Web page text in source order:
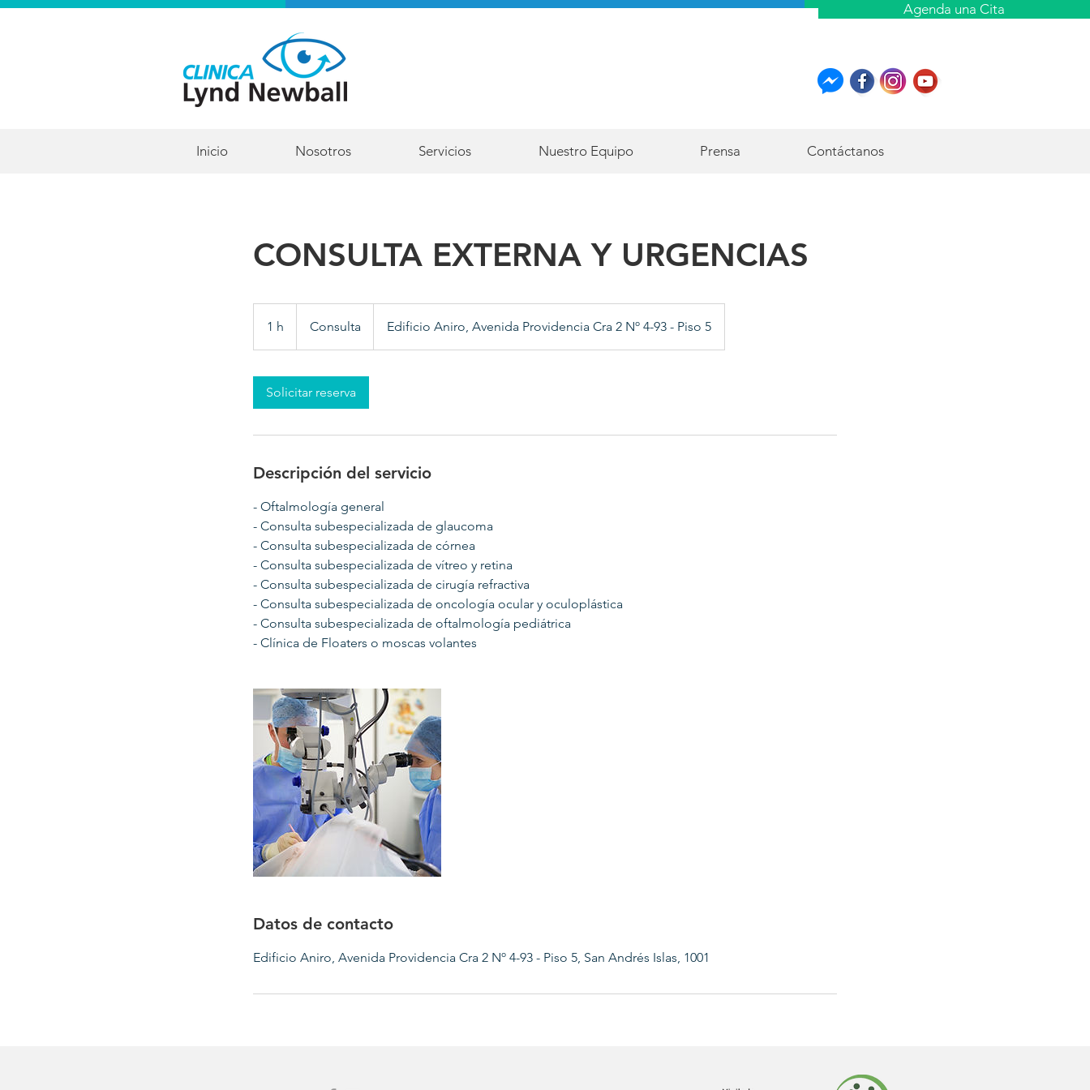
Agenda una Cita
Inicio Nosotros Servicios Nuestro Equipo Prensa Contáctanos
CONSULTA EXTERNA Y URGENCIAS
1 h Consulta Edificio Aniro, Avenida Providencia Cra 2 Nº 4-93 - Piso 5
Solicitar reserva
Descripción del servicio
- Oftalmología general
- Consulta subespecializada de glaucoma
- Consulta subespecializada de córnea
- Consulta subespecializada de vítreo y retina
- Consulta subespecializada de cirugía refractiva
- Consulta subespecializada de oncología ocular y oculoplástica
- Consulta subespecializada de oftalmología pediátrica
Datos de contacto
Edificio Aniro, Avenida Providencia Cra 2 Nº 4-93 - Piso 5, San Andrés Islas, 1001